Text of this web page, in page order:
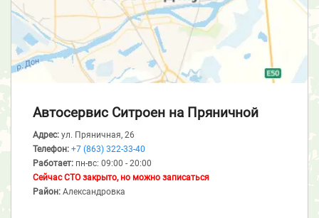
Автосервис Ситроен на Пряничной
Адрес: ул. Пряничная, 26
Телефон: +7 (863) 322-33-40
Работает: пн-вс: 09:00 - 20:00
Сейчас СТО закрыто, но можно записаться
Район: Александровка